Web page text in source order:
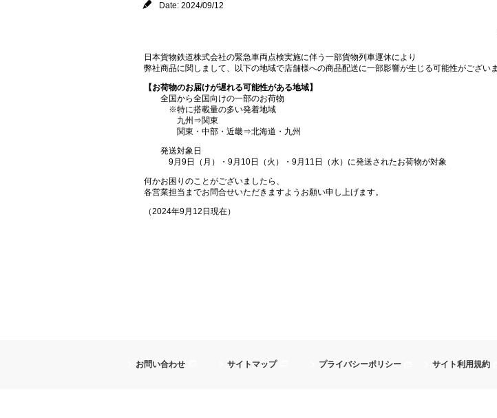
Date: 2024/09/12
日本貨物鉄道株式会社の緊急車両点検実施に伴う一部貨物列車運休により
弊社商品に関しまして、以下の地域で店舗様への商品配送に一部影響が生じる可能性がございま
【お荷物のお届けが遅れる可能性がある地域】
全国から全国向けの一部のお荷物
※特に搭載量の多い発着地域
九州⇒関東
関東・中部・近畿⇒北海道・九州
発送対象日
9月9日（月）・9月10日（火）・9月11日（水）に発送されたお荷物が対象
何かお困りのことがございましたら、
各営業担当までお問合せいただきますようお願い申し上げます。
（2024年9月12日現在）
お問い合わせ サイトマップ プライバシーポリシー サイト利用規約